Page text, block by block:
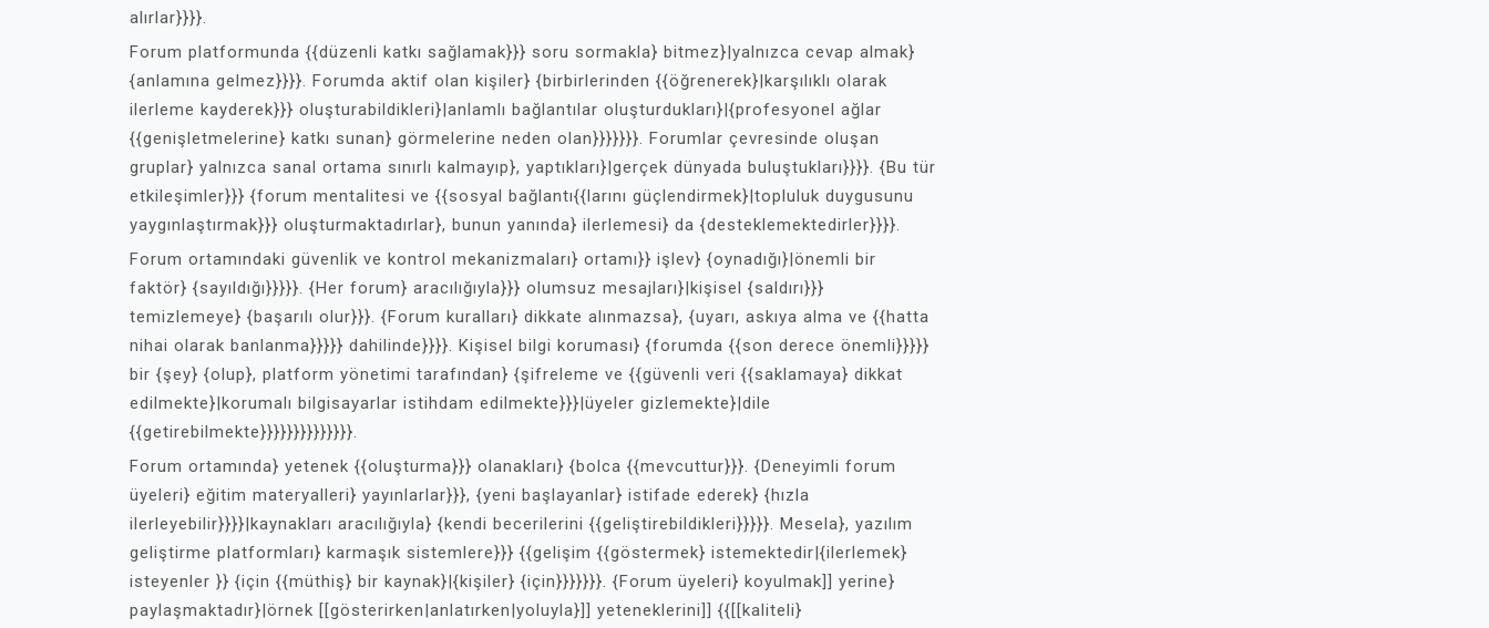
alırlar}}}}.
Forum platformunda {{düzenli katkı sağlamak}}} soru sormakla} bitmez}|yalnızca cevap almak}
{anlamına gelmez}}}}. Forumda aktif olan kişiler} {birbirlerinden {{öğrenerek}|karşılıklı olarak
ilerleme kayderek}}} oluşturabildikleri}|anlamlı bağlantılar oluşturdukları}|{profesyonel ağlar
{{genişletmelerine} katkı sunan} görmelerine neden olan}}}}}}}. Forumlar çevresinde oluşan
gruplar} yalnızca sanal ortama sınırlı kalmayıp}, yaptıkları}|gerçek dünyada buluştukları}}}}. {Bu tür
etkileşimler}}} {forum mentalitesi ve {{sosyal bağlantı{{larını güçlendirmek}|topluluk duygusunu
yaygınlaştırmak}}} oluşturmaktadırlar}, bunun yanında} ilerlemesi} da {desteklemektedirler}}}}.
Forum ortamındaki güvenlik ve kontrol mekanizmaları} ortamı}} işlev} {oynadığı}|önemli bir
faktör} {sayıldığı}}}}}. {Her forum} aracılığıyla}}} olumsuz mesajları}|kişisel {saldırı}}}
temizlemeye} {başarılı olur}}}. {Forum kuralları} dikkate alınmazsa}, {uyarı, askıya alma ve {{hatta
nihai olarak banlanma}}}}} dahilinde}}}}. Kişisel bilgi koruması} {forumda {{son derece önemli}}}}}
bir {şey} {olup}, platform yönetimi tarafından} {şifreleme ve {{güvenli veri {{saklamaya} dikkat
edilmekte}|korumalı bilgisayarlar istihdam edilmekte}}}|üyeler gizlemekte}|dile
{{getirebilmekte}}}}}}}}}}}}}}.
Forum ortamında} yetenek {{oluşturma}}} olanakları} {bolca {{mevcuttur}}}. {Deneyimli forum
üyeleri} eğitim materyalleri} yayınlarlar}}}, {yeni başlayanlar} istifade ederek} {hızla
ilerleyebilir}}}}|kaynakları aracılığıyla} {kendi becerilerini {{geliştirebildikleri}}}}}. Mesela}, yazılım
geliştirme platformları} karmaşık sistemlere}}} {{gelişim {{göstermek} istemektedir|{ilerlemek}
isteyenler }} {için {{müthiş} bir kaynak}|{kişiler} {için}}}}}}}. {Forum üyeleri} koyulmak]] yerine}
paylaşmaktadır}|örnek [[gösterirken|anlatırken|yoluyla}]] yeteneklerini]] {{[[kaliteli}